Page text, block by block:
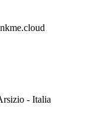
- Italia